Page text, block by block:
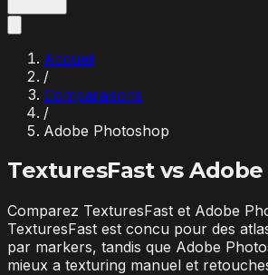
Accueil
/
Comparaisons
/
Adobe Photoshop
TexturesFast vs
Comparez TexturesFast et Adobe
TexturesFast est concu pour des
par markers, tandis que Adobe
mieux a texturing manuel et